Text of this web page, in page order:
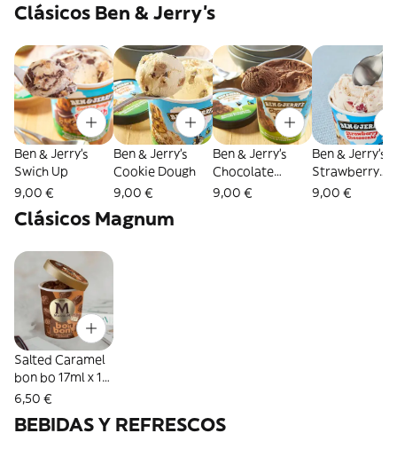
Clásicos Ben & Jerry’s
Ben & Jerry’s
Swich Up
9,00 €
Ben & Jerry’s
Cookie Dough
9,00 €
Ben & Jerry’s
Chocolate
Fudge Brownie
9,00 €
Ben & Jerry’s
Strawberry
Cheesecake
9,00 €
Clásicos Magnum
Salted Caramel
bon bo 17ml x 12
pcs
6,50 €
BEBIDAS Y REFRESCOS